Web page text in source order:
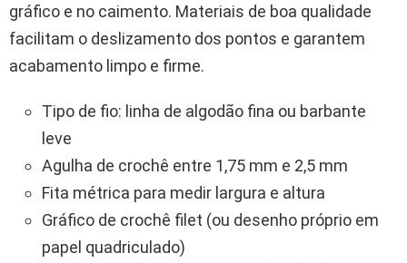
gráfico e no caimento. Materiais de boa qualidade
facilitam o deslizamento dos pontos e garantem
acabamento limpo e firme.
Tipo de fio: linha de algodão fina ou barbante
leve
Agulha de crochê entre 1,75 mm e 2,5 mm
Fita métrica para medir largura e altura
Gráfico de crochê filet (ou desenho próprio em
papel quadriculado)